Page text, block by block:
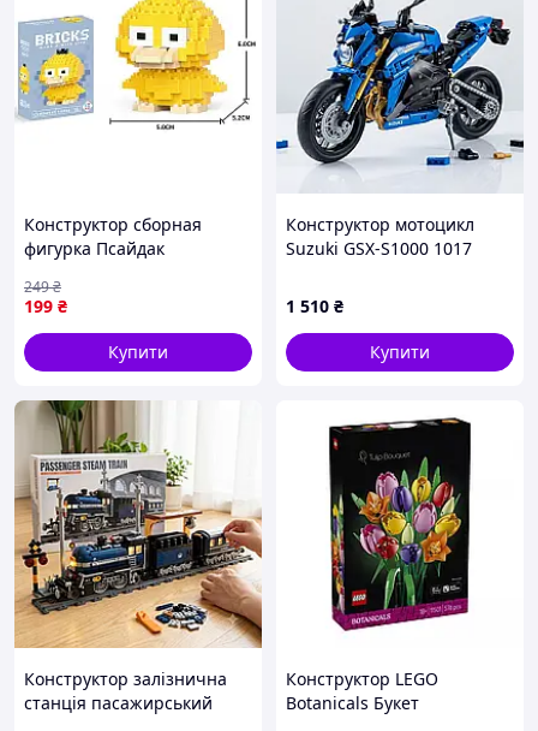
Конструктор сборная
фигурка Псайдак
из блоков в стиле лего 176
деталей JGGW_199
199 ₴
249₴
Купити
Конструктор мотоцикл
Suzuki GSX-S1000 1017
1 510 ₴
Купити
Конструктор залізнична
станція пасажирський
Конструктор LEGO
Botanicals Букет